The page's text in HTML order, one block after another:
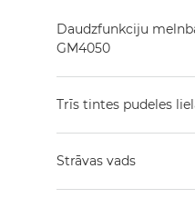
Daudzfunkciju
GM4050
Trīs tintes pudeles
Strāvas vads